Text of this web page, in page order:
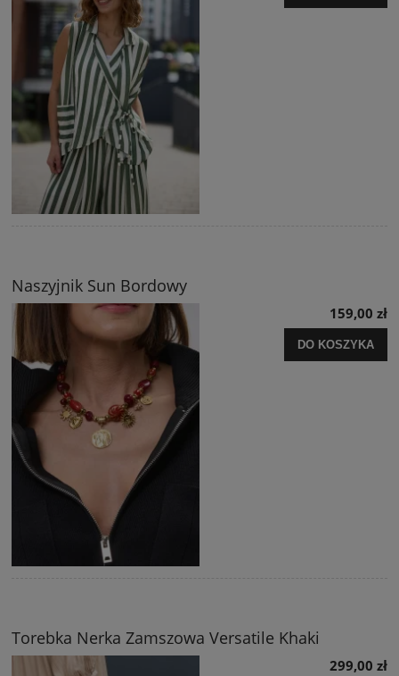
Naszyjnik Sun Bordowy
159,00 zł
DO KOSZYKA
Torebka Nerka Zamszowa Versatile Khaki
299,00 zł